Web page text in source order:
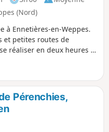
(Nord)
à Ennetières-en-Weppes.
et petites routes de
réaliser en deux heures si
Pérenchies,